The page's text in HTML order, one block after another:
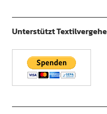
Unterstützt